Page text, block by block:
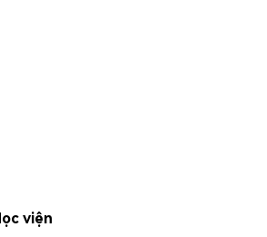
viện